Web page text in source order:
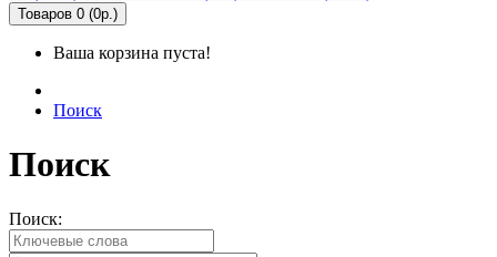
Товаров 0 (0р.)
Ваша корзина пуста!
Поиск
Поиск
Поиск: